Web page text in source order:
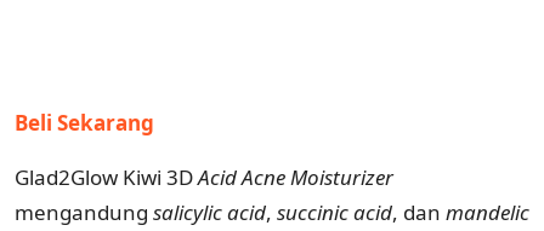
Beli Sekarang
Glad2Glow Kiwi 3DAcid Acne Moisturizer
mengandung salicylic acid, succinicacid, dan mandelic